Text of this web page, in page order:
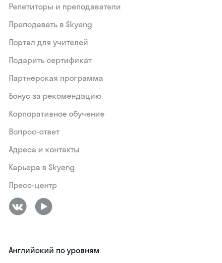
Репетиторы и преподаватели
Преподавать в Skyeng
Портал для учителей
Подарить сертификат
Партнерская программа
Бонус за рекомендацию
Корпоративное обучение
Вопрос-ответ
Адреса и контакты
Карьера в Skyeng
Пресс-центр
Английский по уровням